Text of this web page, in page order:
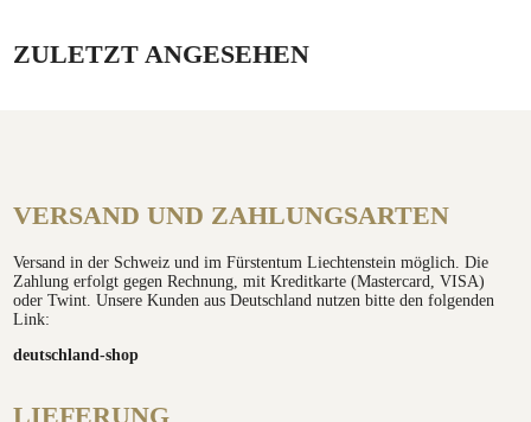
ZULETZT ANGESEHEN
VERSAND UND ZAHLUNGSARTEN
Versand in der Schweiz und im Fürstentum Liechtenstein möglich. Die
Zahlung erfolgt gegen Rechnung, mit Kreditkarte (Mastercard, VISA)
oder Twint. Unsere Kunden aus Deutschland nutzen bitte den folgenden
Link:
deutschland-shop
LIEFERUNG